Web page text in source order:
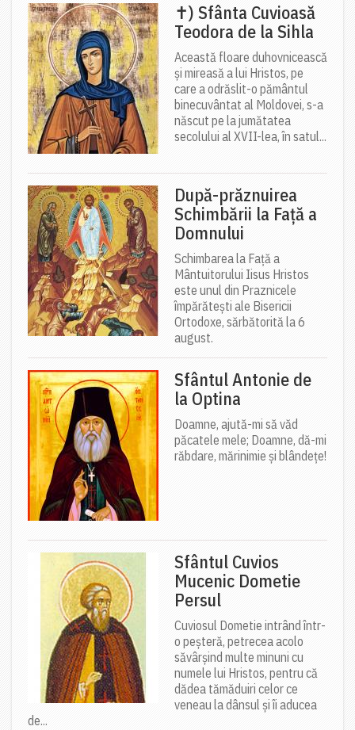
✝) Sfânta Cuvioasă
Teodora de la Sihla
Această floare duhovnicească
și mireasă a lui Hristos, pe
care a odrăslit-o pământul
binecuvântat al Moldovei, s-a
născut pe la jumătatea
secolului al XVII-lea, în satul...
După-prăznuirea
Schimbării la Față a
Domnului
Schimbarea la Față a
Mântuitorului Iisus Hristos
este unul din Praznicele
împărătești ale Bisericii
Ortodoxe, sărbătorită la 6
august.
Sfântul Antonie de
la Optina
Doamne, ajută-mi să văd
păcatele mele; Doamne, dă-mi
răbdare, mărinimie şi blândeţe!
Sfântul Cuvios
Mucenic Dometie
Persul
Cuviosul Dometie intrând într-
o peșteră, petrecea acolo
săvârșind multe minuni cu
numele lui Hristos, pentru că
dădea tămăduiri celor ce
veneau la dânsul și îi aducea
de...